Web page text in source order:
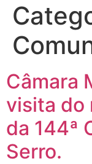
Câmara
visita do
da 144ª
Serro.